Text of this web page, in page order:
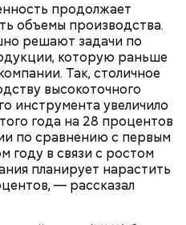
продолжает
объемы производства.
решают задачи по
которую раньше
Так, столичное
высокоточного
инструмента увеличило
года на 28 процентов
по сравнению с первым
году в связи с ростом
планирует нарастить
— рассказал
где ни попадя
зайти в метро, а у
мол, уберите —
есть для
на подставки не ставят,
мешает очень